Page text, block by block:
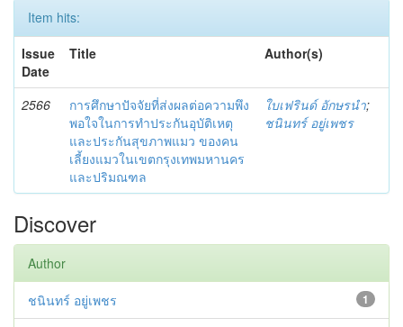
Item hits:
Issue
Date
Title Author(s)
2566
การศึกษาปัจจัยที่ส่งผลต่อความพึง
พอใจในการทำประกันอุบัติเหตุ
และประกันสุขภาพแมว ของคน
เลี้ยงแมวในเขตกรุงเทพมหานคร
และปริมณฑล
ใบเฟรินด์ อักษรนำ;
ชนินทร์ อยู่เพชร
Discover
Author
1
ชนินทร์ อยู่เพชร